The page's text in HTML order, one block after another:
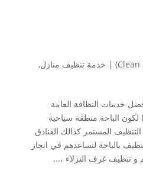
| خدمة تنظيف منازل,
خدمات النظافة العامة
الباحة منطقة سياحية
المستمر كذالك الفنادق
بالباحة لتساعدهم في انجاز
و تنظيف غرف النزلاء ،...